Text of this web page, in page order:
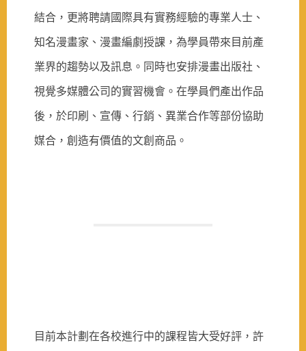
結合，更將聘請國際具有實務經驗的專業人士、
知名漫畫家、漫畫編劇授課，為學員帶來目前產
業界的趨勢以及訊息。同時也安排漫畫出版社、
視覺多媒體公司的實習機會。在學員們產出作品
後，於印刷、宣傳、行銷、異業合作等部份協助
媒合，創造有價值的文創商品。
目前本計劃在各校進行中的課程皆大受好評，許